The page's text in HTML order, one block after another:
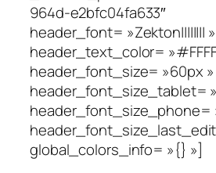
964d-e2bfc04fa633″
header_font= »Zekton|||||||| »
header_text_color=
header_font_size= »60px »
header_font_size_tablet=
header_font_size_phone=
global_colors_info= »{} »]